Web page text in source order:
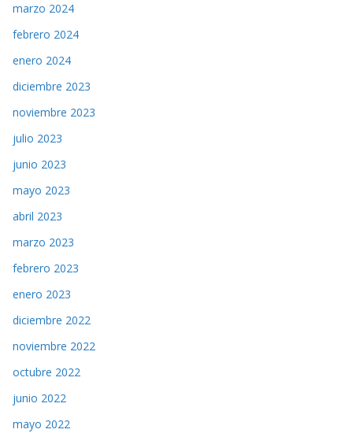
marzo 2024
febrero 2024
enero 2024
diciembre 2023
noviembre 2023
julio 2023
junio 2023
mayo 2023
abril 2023
marzo 2023
febrero 2023
enero 2023
diciembre 2022
noviembre 2022
octubre 2022
junio 2022
mayo 2022